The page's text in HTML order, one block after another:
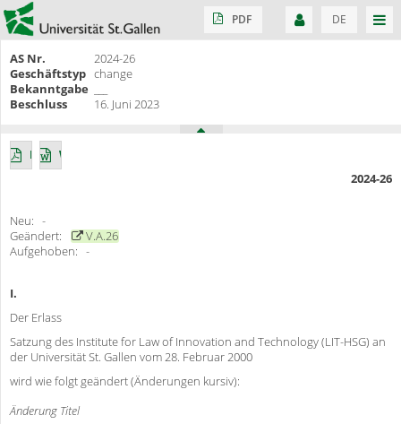
PDF DE
AS Nr.
2024-26
Geschäftstyp change
Bekanntgabe
Beschluss
16. Juni 2023
PDF Word
2024-26
Neu: -
Geändert:
V.A.26
Aufgehoben: -
I.
Der Erlass
Satzung des Institute for Law of Innovation and Technology (LIT-HSG) an
der Universität St. Gallen vom 28. Februar 2000
wird wie folgt geändert (Änderungen kursiv):
Änderung Titel